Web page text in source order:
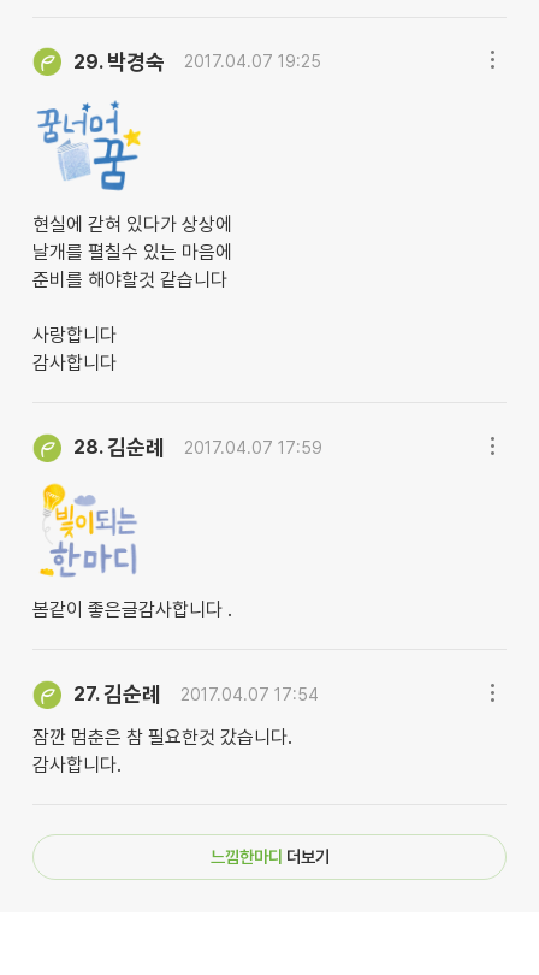
29. 박경숙 2017.04.07 19:25
현실에 갇혀 있다가 상상에
날개를 펼칠수 있는 마음에
준비를 해야할것 같습니다
사랑합니다
감사합니다
28.김순례 2017.04.07 17:59
봄같이 좋은글감사합니다 .
27.김순례 2017.04.07 17:54
잠깐 멈춘은 참 필요한것 갔습니다.
감사합니다.
느낌한마디 더보기